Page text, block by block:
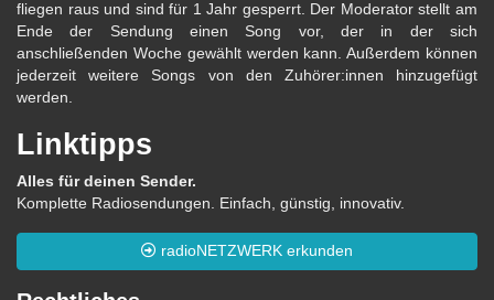
fliegen raus und sind für 1 Jahr gesperrt. Der Moderator stellt am
Ende der Sendung einen Song vor, der in der sich
anschließenden Woche gewählt werden kann. Außerdem können
jederzeit weitere Songs von den Zuhörer:innen hinzugefügt
werden.
Linktipps
Alles für deinen Sender.
Komplette Radiosendungen. Einfach, günstig, innovativ.
radioNETZWERK erkunden